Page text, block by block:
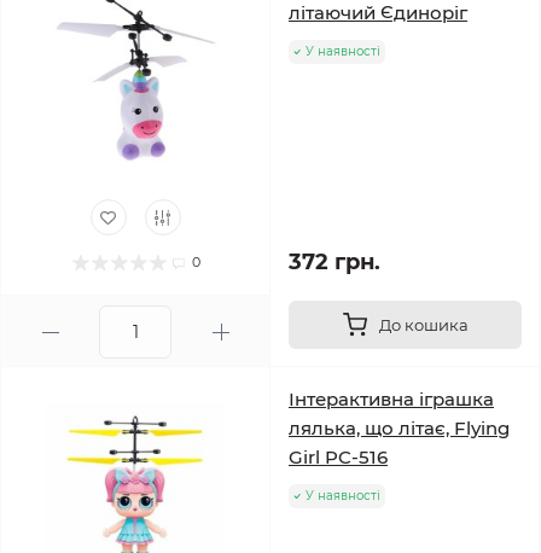
0
літаючий Єдиноріг
У наявності
372 грн.
До кошика
Інтерактивна іграшка
лялька, що літає, Flying
Girl PC-516
У наявності